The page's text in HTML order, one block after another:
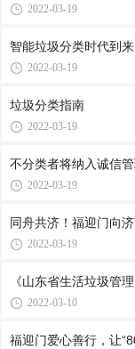
2022-03-19
智能垃圾分类时代到
2022-03-19
垃圾分类指南
2022-03-19
不分类者将纳入诚信
2022-03-19
同舟共济！福迎门向
2022-03-19
《山东省生活垃圾管
2022-03-10
福迎门爱心善行，让